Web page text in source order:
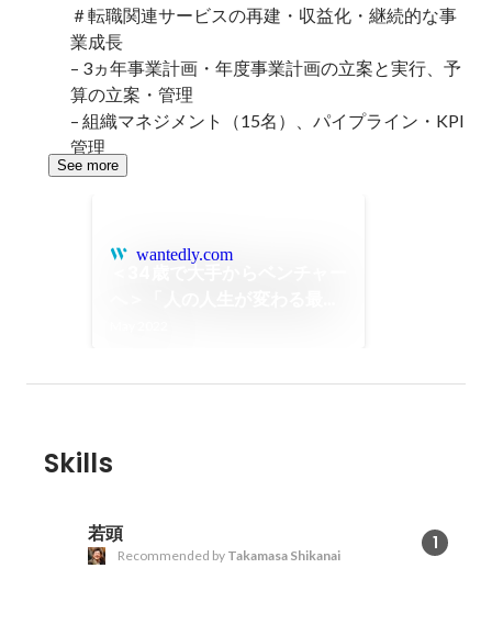
＃転職関連サービスの再建・収益化・継続的な事
業成長
– 3ヵ年事業計画・年度事業計画の立案と実行、予
算の立案・管理
– 組織マネジメント（15名）、パイプライン・KPI
管理
See more
wantedly.com
Skills
若頭 1
Recommended by Takamasa Shikanai